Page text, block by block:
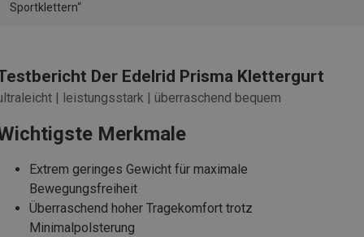
Sportklettern“
Der Edelrid Prisma Klettergurt
| leistungsstark | überraschend bequem
Merkmale
Extrem geringes Gewicht für maximale
Bewegungsfreiheit
Überraschend hoher Tragekomfort trotz
Minimalpolsterung